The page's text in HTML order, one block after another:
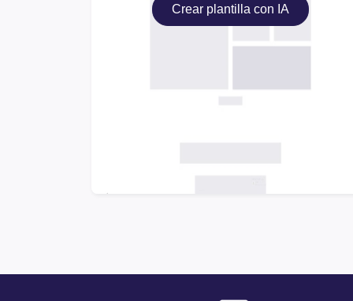
Crear plantilla con IA